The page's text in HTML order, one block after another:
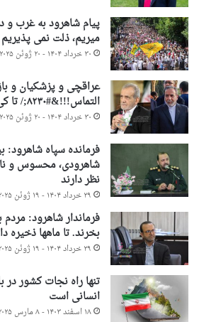
پیام شاهرود به غرب
میریم، ذلت نمی پذیریم
۳۰ خرداد ۱۴۰۴ - ۲۰ ژوئن ۲۰۲۵
عراقچی و پزشکیان و
التماس!!!&#۸۲۳۰;/ تا کی؟
۳۰ خرداد ۱۴۰۴ - ۲۰ ژوئن ۲۰۲۵
شاهرودی، محسوس و
نظر دارند
۲۹ خرداد ۱۴۰۴ - ۱۹ ژوئن ۲۰۲۵
فرماندار شاهرود: مردم
بخرند. تا ماهها ذخیره
۲۹ خرداد ۱۴۰۴ - ۱۹ ژوئن ۲۰۲۵
تنها راه نجات کشور در
انسانی است
۱۸ اسفند ۱۴۰۳ - ۸ مارس ۲۰۲۵